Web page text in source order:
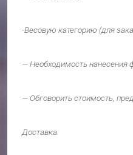
-Весовую категорию (для
— Необходимость нанесения
— Обговорить стоимость,
Доставка: